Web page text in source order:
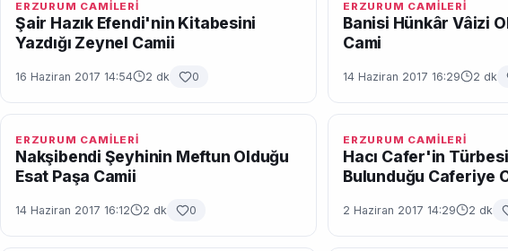
ERZURUM CAMİLERİ
Şair Hazık Efendi'nin Kitabesini
Yazdığı Zeynel Camii
16 Haziran 2017 14:54 2 dk 0
ERZURUM CAMİLERİ
Banisi Hünkâr Vâizi
Cami
14 Haziran 2017 16:29 2 dk
ERZURUM CAMİLERİ
Nakşibendi Şeyhinin Meftun Olduğu
Esat Paşa Camii
14 Haziran 2017 16:12 2 dk 0
ERZURUM CAMİLERİ
Hacı Cafer'in
Bulunduğu Caferiye
2 Haziran 2017 14:29 2 dk